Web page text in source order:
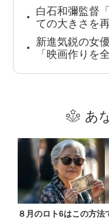
白石和彌監督
ての大きさを
新進気鋭の女
「映画作りを
あ
８月のロト6はこの方法